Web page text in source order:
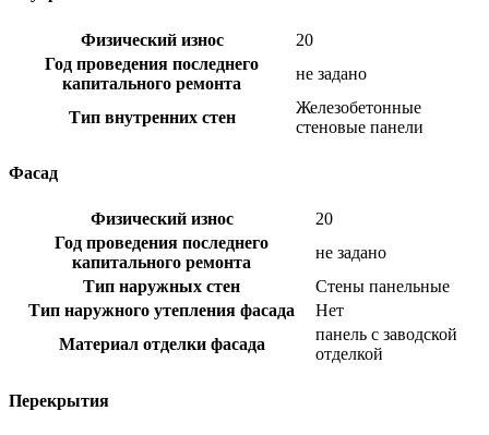
Физический износ
20
Год проведения последнего
капитального ремонта
не задано
Тип внутренних стен
Железобетонные
стеновые панели
Фасад
Физический износ
20
Год проведения последнего
капитального ремонта
не задано
Тип наружных стен
Стены панельные
Тип наружного утепления фасада
Нет
Материал отделки фасада
панель с заводской
отделкой
Перекрытия